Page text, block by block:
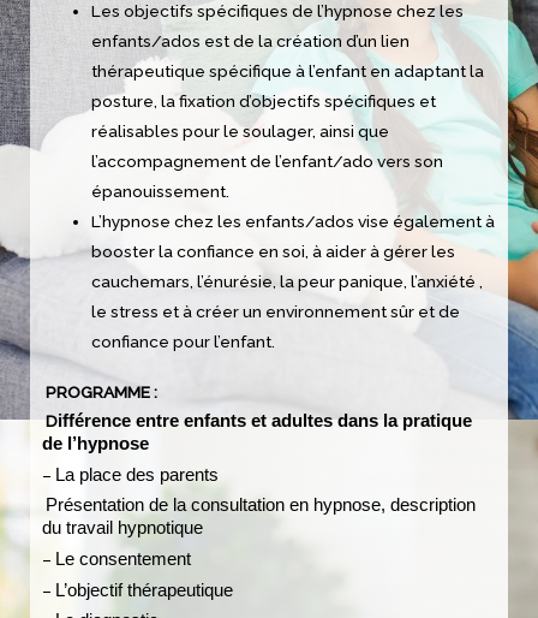
Les objectifs spécifiques de l’hypnose chez les
enfants/ados est de la création d’un lien
thérapeutique spécifique à l’enfant en adaptant la
posture, la fixation d’objectifs spécifiques et
réalisables pour le soulager, ainsi que
l’accompagnement de l’enfant/ado vers son
épanouissement.
L’hypnose chez les enfants/ados vise également à
booster la confiance en soi, à aider à gérer les
cauchemars, l’énurésie, la peur panique, l’anxiété ,
le stress et à créer un environnement sûr et de
confiance pour l’enfant.
PROGRAMME :
Différence entre enfants et adultes dans la pratique
de l’hypnose
– La place des parents
Présentation de la consultation en hypnose, description
du travail hypnotique
– Le consentement
– L’objectif thérapeutique